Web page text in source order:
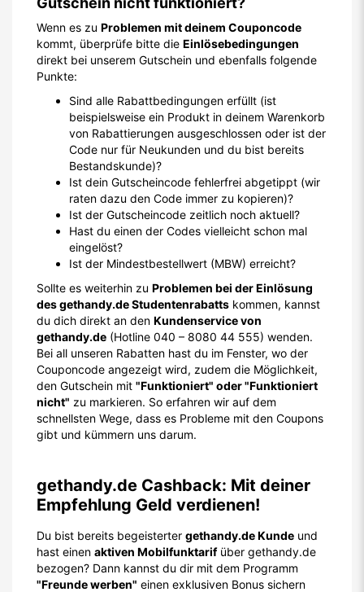
Wenn es zu Problemen mit deinem Couponcode
kommt, überprüfe bitte die Einlösebedingungen
direkt bei unserem Gutschein und ebenfalls folgende
Punkte:
Sind alle Rabattbedingungen erfüllt (ist
beispielsweise ein Produkt in deinem Warenkorb
von Rabattierungen ausgeschlossen oder ist der
Code nur für Neukunden und du bist bereits
Bestandskunde)?
Ist dein Gutscheincode fehlerfrei abgetippt (wir
raten dazu den Code immer zu kopieren)?
Ist der Gutscheincode zeitlich noch aktuell?
Hast du einen der Codes vielleicht schon mal
eingelöst?
Ist der Mindestbestellwert (MBW) erreicht?
Sollte es weiterhin zu Problemen bei der Einlösung
des gethandy.de Studentenrabatts kommen, kannst
du dich direkt an den Kundenservice von
gethandy.de (Hotline 040 – 8080 44 555) wenden.
Bei all unseren Rabatten hast du im Fenster, wo der
Couponcode angezeigt wird, zudem die Möglichkeit,
den Gutschein mit "Funktioniert" oder "Funktioniert
nicht" zu markieren. So erfahren wir auf dem
schnellsten Wege, dass es Probleme mit den Coupons
gibt und kümmern uns darum.
gethandy.de Cashback: Mit deiner
Empfehlung Geld verdienen!
Du bist bereits begeisterter gethandy.de Kunde und
hast einen aktiven Mobilfunktarifüber gethandy.de
bezogen? Dann kannst du dir mit dem Programm
"Freunde werben" einen exklusiven Bonus sichern